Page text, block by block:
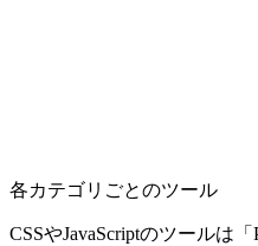
各カテゴリごとのツール
CSSやJavaScriptのツールは